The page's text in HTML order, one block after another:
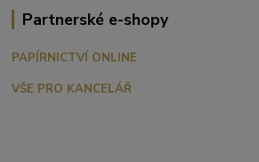
Partnerské e-shopy
PAPÍRNICTVÍ ONLINE
VŠE PRO KANCELÁŘ